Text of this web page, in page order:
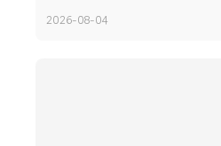
2026-08-04